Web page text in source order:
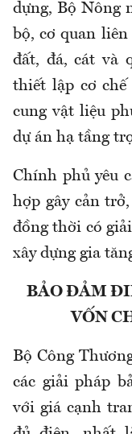
dựng, Bộ Nông
bộ, cơ quan
đất, đá, cát và
thiết lập cơ
cung vật liệu
dự án hạ tầng
Chính phủ yêu
hợp gây cản
đồng thời có
xây dựng gia
BẢO ĐẢM
VỐN
Bộ Công
các giải pháp
với giá cạnh